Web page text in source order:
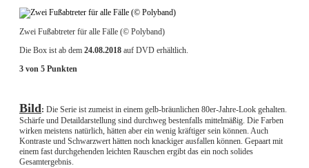
Zwei Fußabtreter für alle Fälle (© Polyband)
Die Box ist ab dem 24.08.2018 auf DVD erhältlich.
3 von 5 Punkten
Bild: Die Serie ist zumeist in einem gelb-bräunlichen 80er-Jahre-Look gehalten.
Schärfe und Detaildarstellung sind durchweg bestenfalls mittelmäßig. Die Farben
wirken meistens natürlich, hätten aber ein wenig kräftiger sein können. Auch
Kontraste und Schwarzwert hätten noch knackiger ausfallen können. Gepaart mit
einem fast durchgehenden leichten Rauschen ergibt das ein noch solides
Gesamtergebnis.